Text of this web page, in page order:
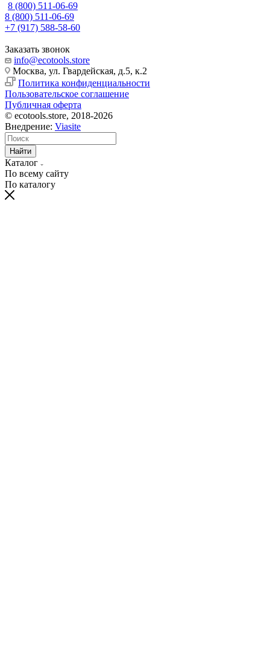
8 (800) 511-06-69
8 (800) 511-06-69
+7 (917) 588-58-60
Заказать звонок
info@ecotools.store
Москва, ул. Гвардейская, д.5, к.2
Политика конфиденциальности
Пользовательское соглашение
Публичная оферта
© ecotools.store, 2018-2026
Внедрение: Viasite
Найти
Каталог
По всему сайту
По каталогу